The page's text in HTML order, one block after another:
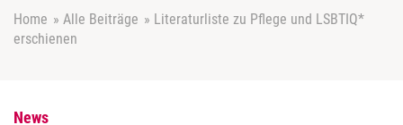
Home » Alle Beiträge » Literaturliste zu Pflege und LSBTIQ*
erschienen
News